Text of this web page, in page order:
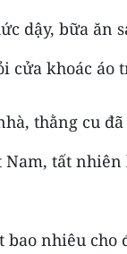
dậy, bữa ăn
cửa khoác áo
thằng cu
Nam, tất
bao nhiêu cho